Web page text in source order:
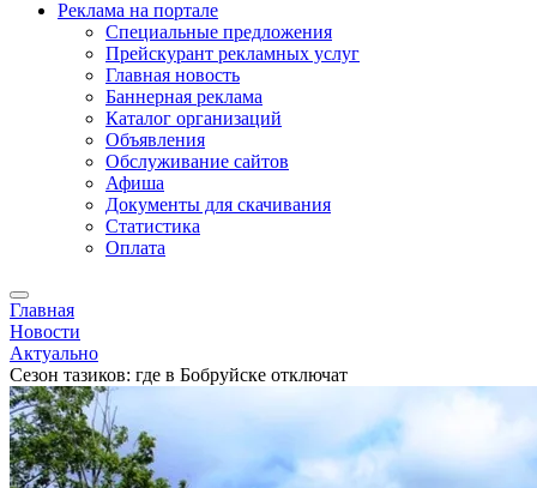
Реклама на портале
Специальные предложения
Прейскурант рекламных услуг
Главная новость
Баннерная реклама
Каталог организаций
Объявления
Обслуживание сайтов
Афиша
Документы для скачивания
Статистика
Оплата
Главная
Новости
Актуально
Сезон тазиков: где в Бобруйске отключат